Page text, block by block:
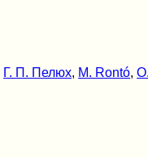
Г. П. Пелюх, M. Rontó,